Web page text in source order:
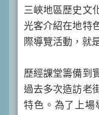
三峽地區歷史文
光客介紹在地特
際導覽活動，就
歷經課堂籌備到
過去多次造訪老
特色。為了上場